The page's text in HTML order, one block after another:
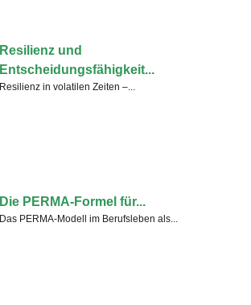
Resilienz und
Entscheidungsfähigkeit...
Resilienz in volatilen Zeiten –...
Die PERMA-Formel für...
Das PERMA-Modell im Berufsleben als...